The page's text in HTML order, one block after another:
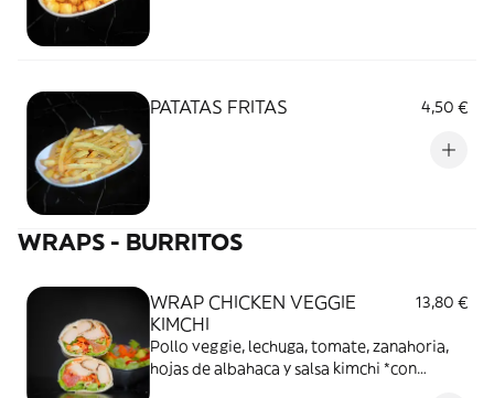
PATATAS FRITAS 4,50 €
WRAPS - BURRITOS
WRAP CHICKEN VEGGIE
KIMCHI
13,80 €
Pollo veggie, lechuga, tomate, zanahoria,
hojas de albahaca y salsa kimchi *con